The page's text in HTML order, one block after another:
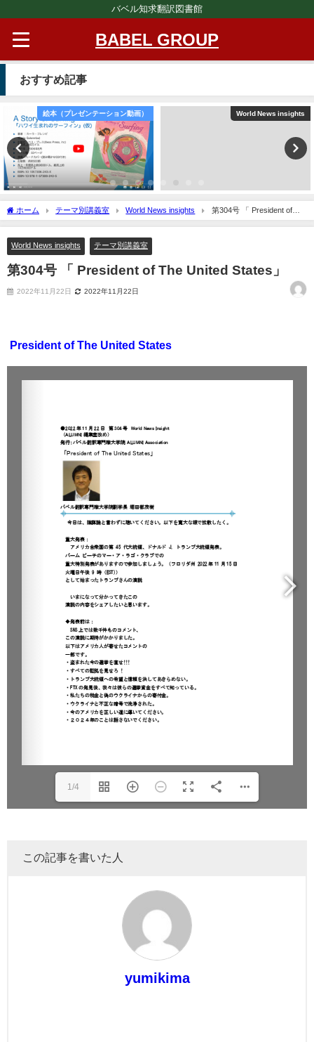
バベル知求翻訳図書館
BABEL GROUP
おすすめ記事
絵本（プレゼンテーション動画） World News insights
ホーム テーマ別講義室 World News insights
第304号 「 President of
The United States」
World News insights テーマ別講義室
第304号 「 President of The United States」
2022年11月22日 2022年11月22日
President of The United States
1/4
この記事を書いた人
yumikima